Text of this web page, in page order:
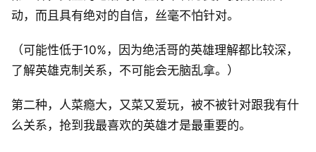
动，而且具有绝对的自信，丝毫不怕针对。
（可能性低于10%，因为绝活哥的英雄理解都比较深，
了解英雄克制关系，不可能会无脑乱拿。）
第二种，人菜瘾大，又菜又爱玩，被不被针对跟我有什
么关系，抢到我最喜欢的英雄才是最重要的。